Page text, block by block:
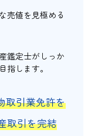
売値を見極める
鑑定士がしっか
指します。
取引業免許を
取引を完結